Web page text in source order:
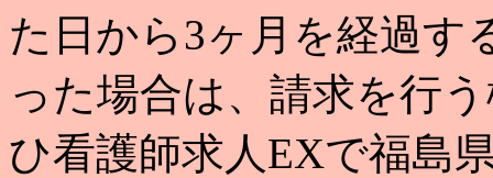
た日から3ヶ月を経過す
った場合は、請求を行
ひ看護師求人EXで福島